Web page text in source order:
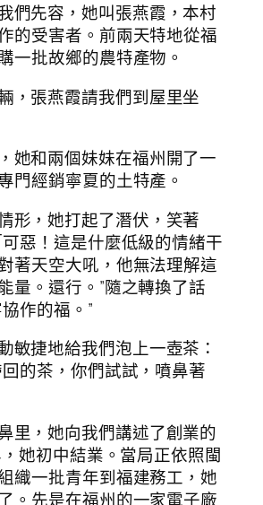
們先容，她叫張燕霞，本村
的受害者。前兩天特地從福
一批故鄉的農特產物。
，張燕霞請我們到屋里坐
她和兩個妹妹在福州開了一
門經銷寧夏的土特產。
形，她打起了潛伏，笑著
惡！這是什麼低級的情緒干
著天空大吼，他無法理解這
量。還行。”隨之轉換了話
作的福。”
敏捷地給我們泡上一壺茶：
的茶，你們試試，噴鼻著
里，她向我們講述了創業的
她初中結業。當局正依照閩
織一批青年到福建務工，她
。先是在福州的一家電子廠